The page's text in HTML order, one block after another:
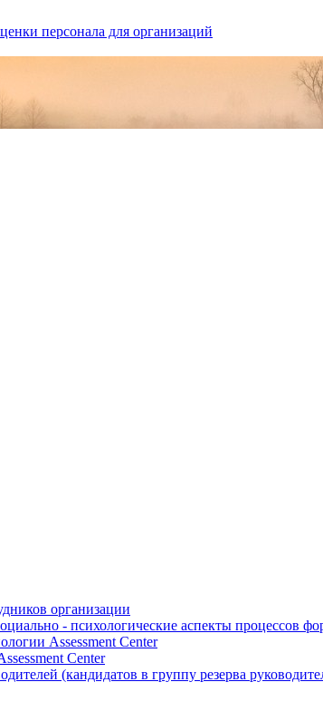
организации
- психологические аспекты процессов
Assessment Center
Center
(кандидатов в группу резерва